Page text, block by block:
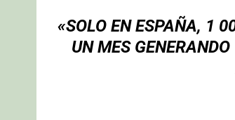
«SOLO EN ESPAÑA, 1
UN MES